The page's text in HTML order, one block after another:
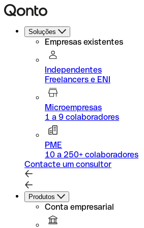
Soluções
Empresas existentes
Independentes
Freelancers e ENI
Microempresas
1 a 9 colaboradores
PME
10 a 250+ colaboradores
Contacte um consultor
Produtos
Conta empresarial